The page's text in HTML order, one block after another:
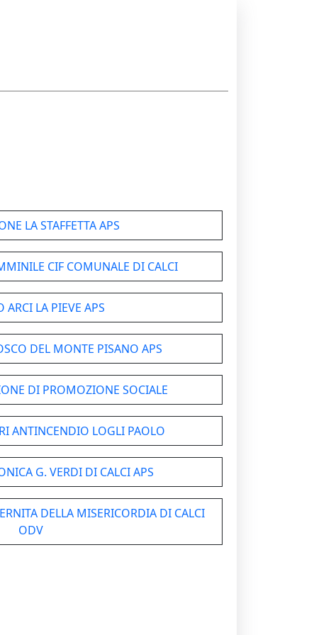
LA STAFFETTA APS
CIF COMUNALE DI CALCI
ARCI LA PIEVE APS
DEL MONTE PISANO APS
DI PROMOZIONE SOCIALE
ANTINCENDIO LOGLI PAOLO
G. VERDI DI CALCI APS
DELLA MISERICORDIA DI CALCI
ODV